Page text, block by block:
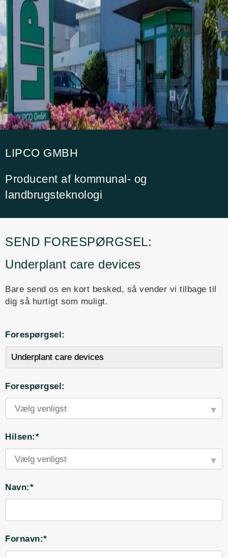
LIPCO GMBH
Producent af kommunal- og
landbrugsteknologi
SEND FORESPØRGSEL:
Underplant care devices
Bare send os en kort besked, så vender vi tilbage til
dig så hurtigt som muligt.
Forespørgsel:
Forespørgsel:
Hilsen:*
Navn:*
Fornavn:*